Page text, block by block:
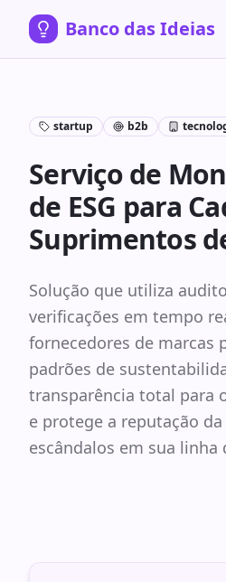
Banco das Ideias
startup b2b
Serviço de
de ESG para
Suprimentos
Solução que utiliza
verificações em tempo
fornecedores de marcas
padrões de
transparência total para
e protege a reputação
escândalos em sua linha